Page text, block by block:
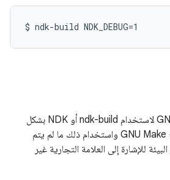
أنت بحاجة إلى GNU Make 4 لاستخدام ndk-build أو NDK بشكل
عام. يتضمن NDK من صنع GNU Make واستخدام ذلك ما لم يتم
للإشارة إلى العلامة التجارية غير